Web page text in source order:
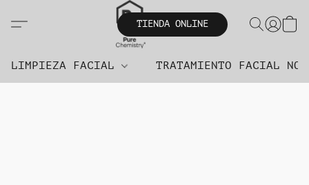
TIENDA ONLINE
LIMPIEZA FACIAL TRATAMIENTO FACIAL